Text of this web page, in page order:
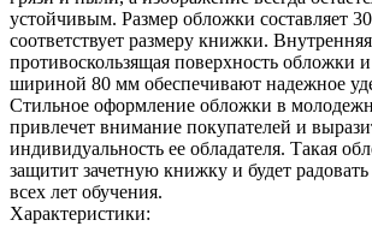
устойчивым. Размер обложки составляет
соответствует размеру книжки. Внутренняя
противоскользящая поверхность обложки
шириной 80 мм обеспечивают надежное
Стильное оформление обложки в
привлечет внимание покупателей и
индивидуальность ее обладателя. Такая
защитит зачетную книжку и будет
всех лет обучения.
Характеристики: